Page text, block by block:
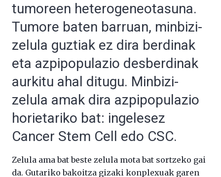
tumoreen heterogeneotasuna.
Tumore baten barruan, minbizi-
zelula guztiak ez dira berdinak
eta azpipopulazio desberdinak
aurkitu ahal ditugu. Minbizi-
zelula amak dira azpipopulazio
horietariko bat: ingelesez
Cancer Stem Cell edo CSC.
Zelula ama bat beste zelula mota bat sortzeko gai
da. Gutariko bakoitza gizaki konplexuak garen